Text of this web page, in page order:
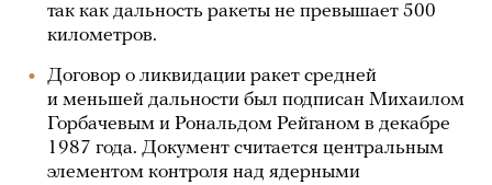
так как дальность ракеты не превышает 500
километров.
Договор о ликвидации ракет средней
и меньшей дальности был подписан Михаилом
Горбачевым и Рональдом Рейганом в декабре
1987 года. Документ считается центральным
элементом контроля над ядерными